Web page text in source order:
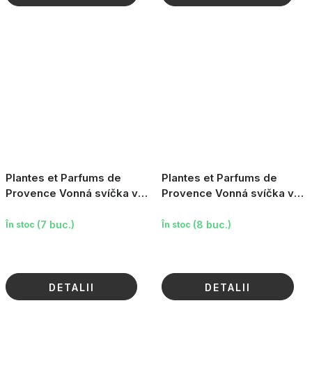
Plantes et Parfums de
Provence Vonná svíčka v
180g
În stoc (7 buc.)
DETALII
Plantes et Parfums de
Provence Vonná svíčka v
180g
În stoc (8 buc.)
DETALII